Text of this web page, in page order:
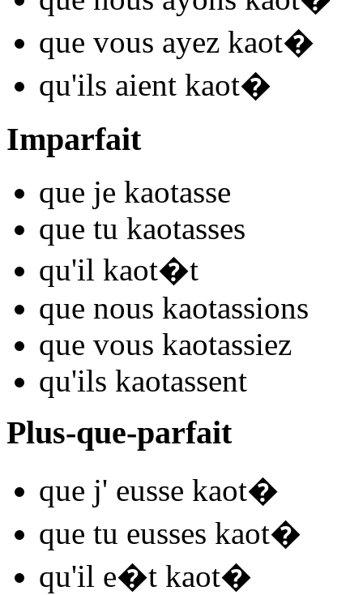
que vous ayez kaot�
qu'ils aient kaot�
Imparfait
que je kaotasse
que tu kaotasses
qu'il kaot�t
que nous kaotassions
que vous kaotassiez
qu'ils kaotassent
Plus-que-parfait
que j' eusse kaot�
que tu eusses kaot�
qu'il e�t kaot�